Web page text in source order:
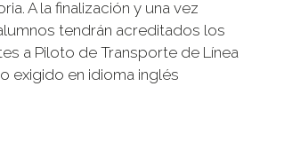
A la finalización y una vez
tendrán acreditados los
a Piloto de Transporte de Línea
exigido en idioma inglés